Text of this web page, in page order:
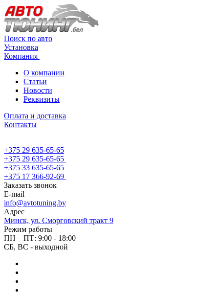
Поиск по авто
Установка
Компания
О компании
Статьи
Новости
Реквизиты
Оплата и доставка
Контакты
+375 29 635-65-65
+375 29 635-65-65
+375 33 635-65-65
+375 17 366-92-69
Заказать звонок
E-mail
info@avtotuning.by
Адрес
Минск, ул. Сморговский тракт 9
Режим работы
ПН – ПТ: 9:00 - 18:00
СБ, ВС - выходной